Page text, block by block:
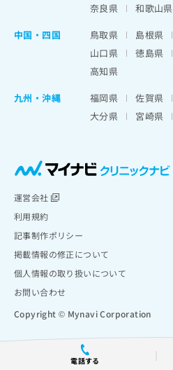
電話する
奈良県
和歌山県
中国・四国
鳥取県 島根県
山口県
徳島県
高知県
九州・沖縄
福岡県 佐賀県
大分県
宮崎県
運営会社
利用規約
記事制作ポリシー
掲載情報の修正について
個人情報の取り扱いについて
お問い合わせ
Copyright © Mynavi Corporation